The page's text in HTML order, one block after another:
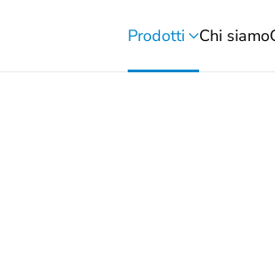
Prodotti Chi siamo